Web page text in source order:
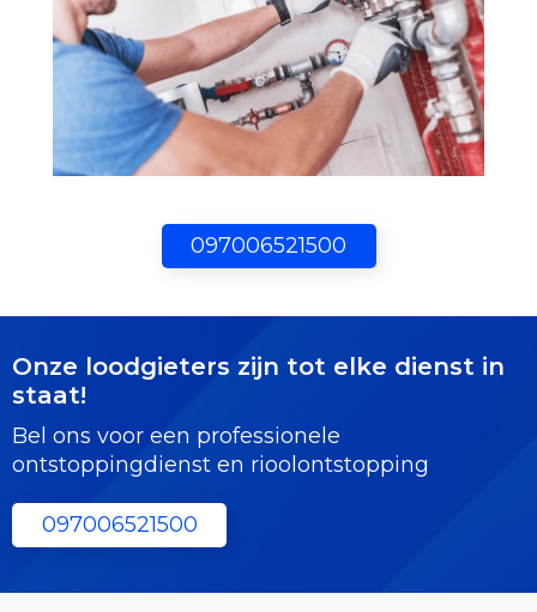
097006521500
Onze loodgieters zijn tot elke dienst in
staat!
Bel ons voor een professionele
ontstoppingdienst en rioolontstopping
097006521500